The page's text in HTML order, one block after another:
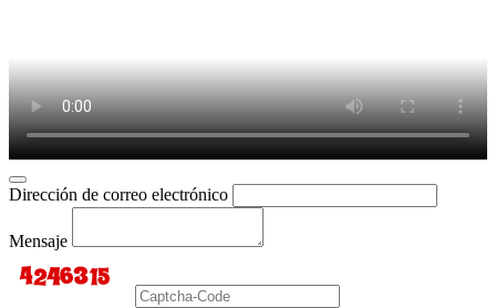
Dirección de correo electrónico
Mensaje